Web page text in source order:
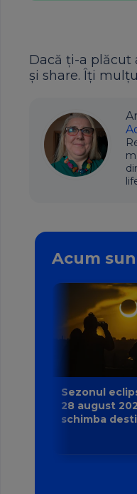
Dacă ți-a plăcut
și share. Îți
Acum
Sezonul
28 august
schimba